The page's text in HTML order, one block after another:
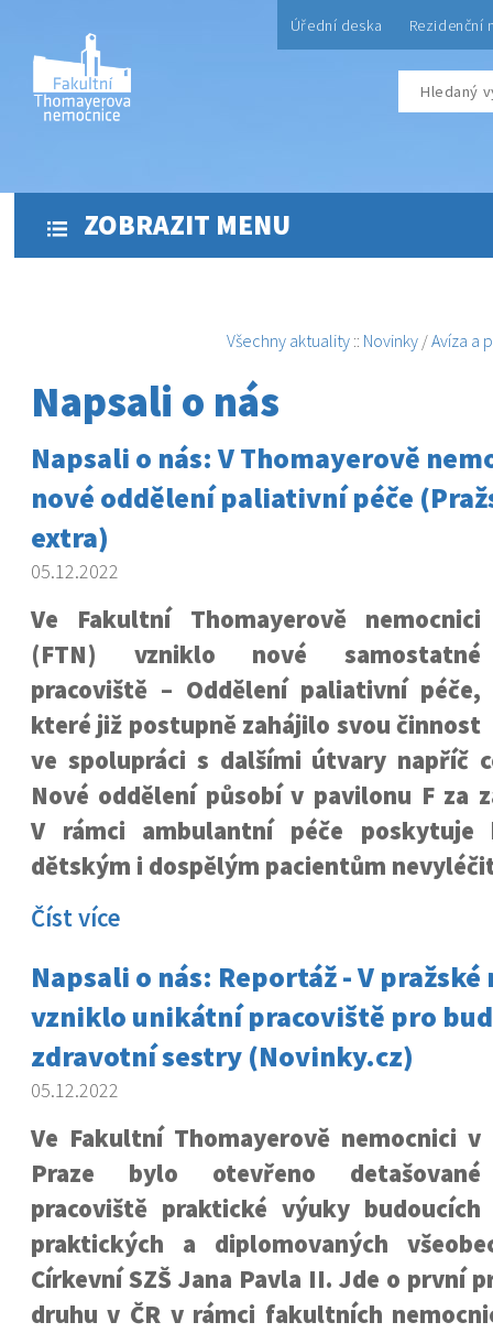
Úřední deska Rezidenční
ZOBRAZIT MENU
Všechny aktuality :: Novinky /Avíza a
Napsali o nás
Napsali o nás: V Thomayerově
nové oddělení paliativní péče
extra)
05.12.2022
Ve Fakultní Thomayerově nemocnici
(FTN) vzniklo nové samostatné
pracoviště – Oddělení paliativní péče,
které již postupně zahájilo svou činnost
ve spolupráci s dalšími útvary napříč
Nové oddělení působí v pavilonu F za
V rámci ambulantní péče poskytuje
dětským i dospělým pacientům
Číst více
Napsali o nás: Reportáž - V
vzniklo unikátní pracoviště pro
zdravotní sestry (Novinky.cz)
05.12.2022
Ve Fakultní Thomayerově nemocnici v
Praze bylo otevřeno detašované
pracoviště praktické výuky budoucích
praktických a diplomovaných
Církevní SZŠ Jana Pavla II. Jde o první
druhu v ČR v rámci fakultních